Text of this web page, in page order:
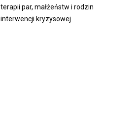
terapii par, małżeństw i rodzin
interwencji kryzysowej